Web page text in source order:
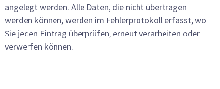
angelegt werden. Alle Daten, die nicht übertragen
werden können, werden im Fehlerprotokoll erfasst, wo
Sie jeden Eintrag überprüfen, erneut verarbeiten oder
verwerfen können.